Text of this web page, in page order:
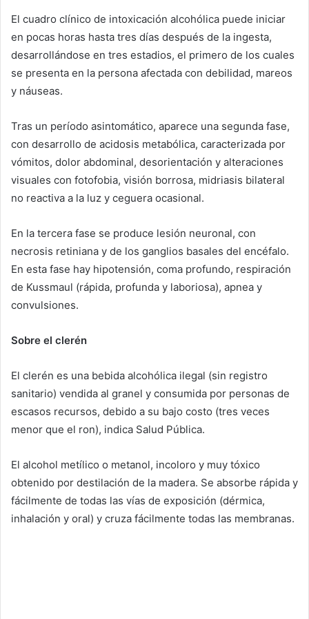
El cuadro clínico de intoxicación alcohólica puede iniciar
en pocas horas hasta tres días después de la ingesta,
desarrollándose en tres estadios, el primero de los cuales
se presenta en la persona afectada con debilidad, mareos
y náuseas.
Tras un período asintomático, aparece una segunda fase,
con desarrollo de acidosis metabólica, caracterizada por
vómitos, dolor abdominal, desorientación y alteraciones
visuales con fotofobia, visión borrosa, midriasis bilateral
no reactiva a la luz y ceguera ocasional.
En la tercera fase se produce lesión neuronal, con
necrosis retiniana y de los ganglios basales del encéfalo.
En esta fase hay hipotensión, coma profundo, respiración
de Kussmaul (rápida, profunda y laboriosa), apnea y
convulsiones.
Sobre el clerén
El clerén es una bebida alcohólica ilegal (sin registro
sanitario) vendida al granel y consumida por personas de
escasos recursos, debido a su bajo costo (tres veces
menor que el ron), indica Salud Pública.
El alcohol metílico o metanol, incoloro y muy tóxico
obtenido por destilación de la madera. Se absorbe rápida y
fácilmente de todas las vías de exposición (dérmica,
inhalación y oral) y cruza fácilmente todas las membranas.